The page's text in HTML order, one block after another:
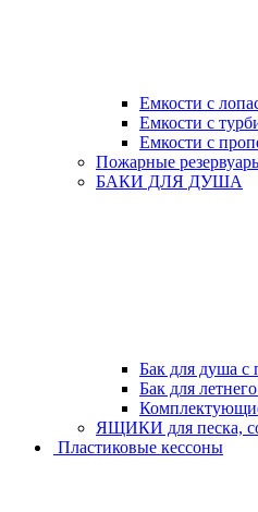
Емкости с
Емкости с
Емкости с
Пожарные
БАКИ ДЛЯ ДУША
Бак для душа с
Бак для
ЯЩИКИ для песка,
Пластиковые кессоны